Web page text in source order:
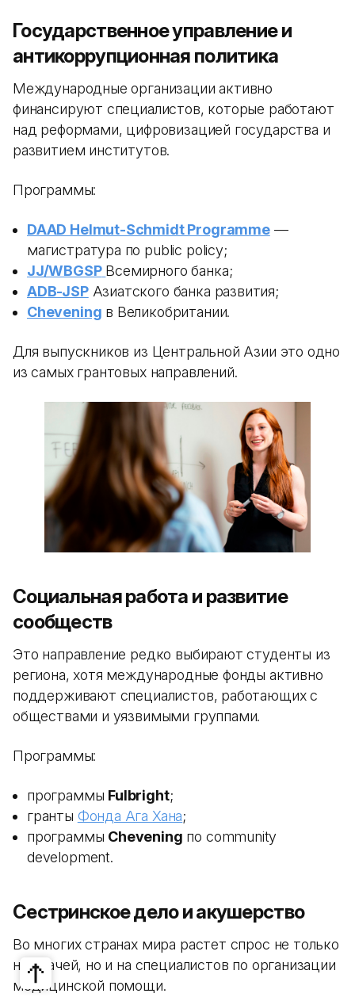
Государственное управление и
антикоррупционная политика
Международные организации активно
финансируют специалистов, которые работают
над реформами, цифровизацией государства и
развитием институтов.
Программы:
DAAD Helmut-Schmidt Programme—
магистратура по public policy;
JJ/WBGSP Всемирного банка;
ADB-JSPАзиатского банка развития;
Chevening в Великобритании.
Для выпускников из Центральной Азии это одно
из самых грантовых направлений.
Социальная работа и развитие
сообществ
Это направление редко выбирают студенты из
региона, хотя международные фонды активно
поддерживают специалистов, работающих с
обществами и уязвимыми группами.
Программы:
программы Fulbright;
гранты Фонда Ага Хана;
программы Chevening по community
development.
Сестринское дело и акушерство
Во многих странах мира растет спрос не только
на врачей, но и на специалистов по организации
медицинской помощи.